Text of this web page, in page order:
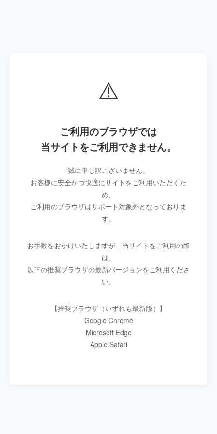
⚠️
ご利用のブラウザでは
当サイトをご利用できません。
誠に申し訳ございません。
お客様に安全かつ快適にサイトをご利用いただくた
め、
ご利用のブラウザはサポート対象外となっておりま
す。
お手数をおかけいたしますが、当サイトをご利用の際
は、
以下の推奨ブラウザの最新バージョンをご利用くださ
い。
【推奨ブラウザ（いずれも最新版）】
Google Chrome
Microsoft Edge
Apple Safari